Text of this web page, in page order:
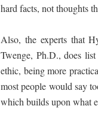
hard facts, not thoughts
Also, the experts that
Twenge, Ph.D., does
ethic, being more
most people would say
which builds upon what